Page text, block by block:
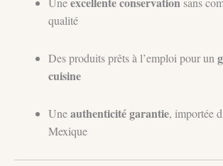
qualité
Des produits prêts à l’emploi pour un
cuisine
Uneauthenticité garantie, importée
Mexique